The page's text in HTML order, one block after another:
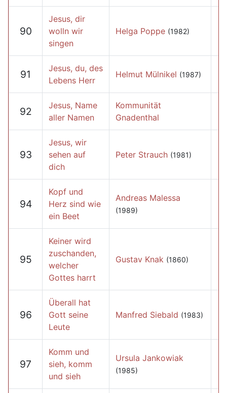
90
Jesus, dir
wolln wir
singen
Helga Poppe (1982)
91
Jesus, du, des
Lebens Herr
Helmut Mülnikel (1987)
92
Jesus, Name
aller Namen
Kommunität
Gnadenthal
93
Jesus, wir
sehen auf
dich
Peter Strauch (1981)
94
Kopf und
Herz sind wie
ein Beet
Andreas Malessa
(1989)
95
Keiner wird
zuschanden,
welcher
Gottes harrt
Gustav Knak (1860)
96
Überall hat
Gott seine
Leute
Manfred Siebald (1983)
97
Komm und
sieh, komm
und sieh
Ursula Jankowiak
(1985)